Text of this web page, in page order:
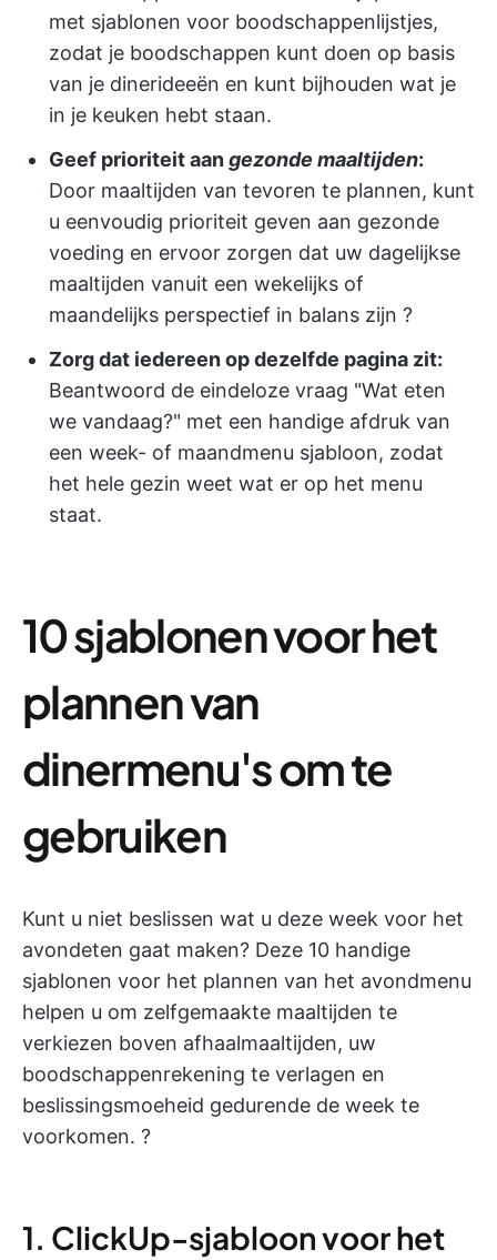
met sjablonen voor boodschappenlijstjes,
zodat je boodschappen kunt doen op basis
van je dinerideeën en kunt bijhouden wat je
in je keuken hebt staan.
Geef prioriteit aangezonde maaltijden:
Door maaltijden van tevoren te plannen, kunt
u eenvoudig prioriteit geven aan gezonde
voeding en ervoor zorgen dat uw dagelijkse
maaltijden vanuit een wekelijks of
maandelijks perspectief in balans zijn ?
Zorg dat iedereen op dezelfde pagina zit:
Beantwoord de eindeloze vraag "Wat eten
we vandaag?" met een handige afdruk van
een week- of maandmenu sjabloon, zodat
het hele gezin weet wat er op het menu
staat.
10 sjablonen voor het
plannen van
dinermenu's om te
gebruiken
Kunt u niet beslissen wat u deze week voor het
avondeten gaat maken? Deze 10 handige
sjablonen voor het plannen van het avondmenu
helpen u om zelfgemaakte maaltijden te
verkiezen boven afhaalmaaltijden, uw
boodschappenrekening te verlagen en
beslissingsmoeheid gedurende de week te
voorkomen. ?
1. ClickUp-sjabloon voor het